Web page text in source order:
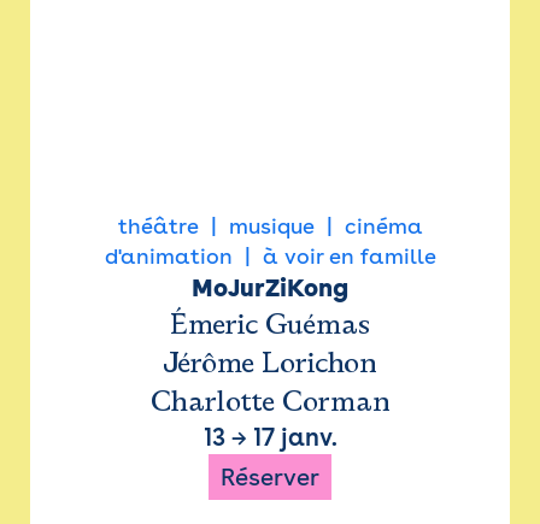
théâtre musique
cinéma
d'animation
à voir en famille
MoJurZiKong
Émeric Guémas
Jérôme Lorichon
Charlotte Corman
13→ 17 janv.
Réserver